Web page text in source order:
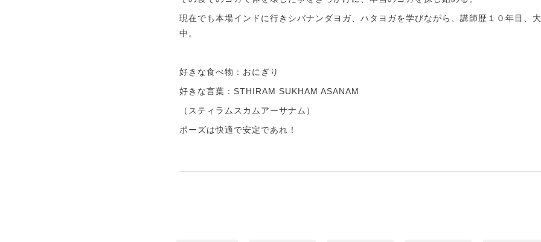
現在でも本場インドに行きシバナンダヨガ、ハタヨガを学びながら、講師歴１０年目、
中。
好きな食べ物：おにぎり
好きな言葉：STHIRAM SUKHAM ASANAM
（スティラムスカムアーサナム）
ポーズは快適で安定であれ！